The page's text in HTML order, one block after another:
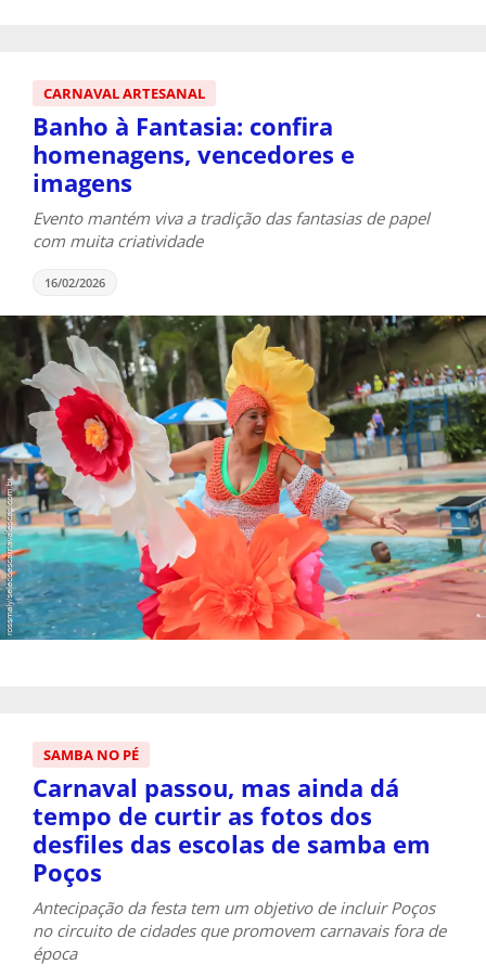
CARNAVAL ARTESANAL
Banho à Fantasia: confira
homenagens, vencedores e
imagens
Evento mantém viva a tradição das fantasias de papel
com muita criatividade
16/02/2026
SAMBA NO PÉ
Carnaval passou, mas ainda dá
tempo de curtir as fotos dos
desfiles das escolas de samba em
Poços
Antecipação da festa tem um objetivo de incluir Poços
no circuito de cidades que promovem carnavais fora de
época